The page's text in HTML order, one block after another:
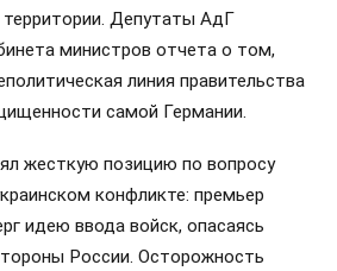
Депутаты АдГ
министров отчета о том,
линия правительства
самой Германии.
жесткую позицию по вопросу
конфликте: премьер
идею ввода войск, опасаясь
России. Осторожность